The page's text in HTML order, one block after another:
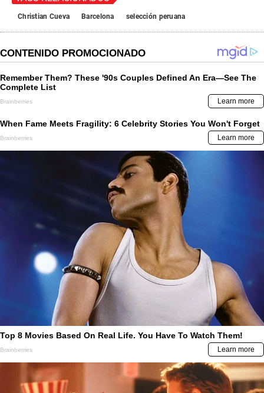
Christian Cueva Barcelona selección peruana